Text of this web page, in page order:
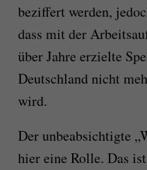
beziffert werden,
dass mit der
über Jahre erzielte
Deutschland nicht
wird.
Der unbeabsichtigte
hier eine Rolle. Das